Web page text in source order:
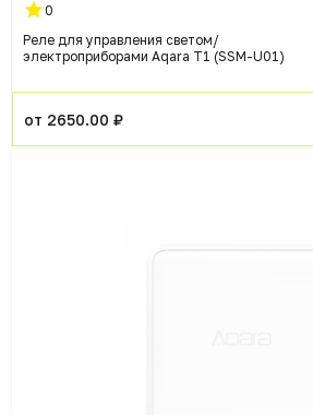
0
Реле для управления светом/
электроприборами Aqara T1 (SSM-U01)
от 2650.00 ₽